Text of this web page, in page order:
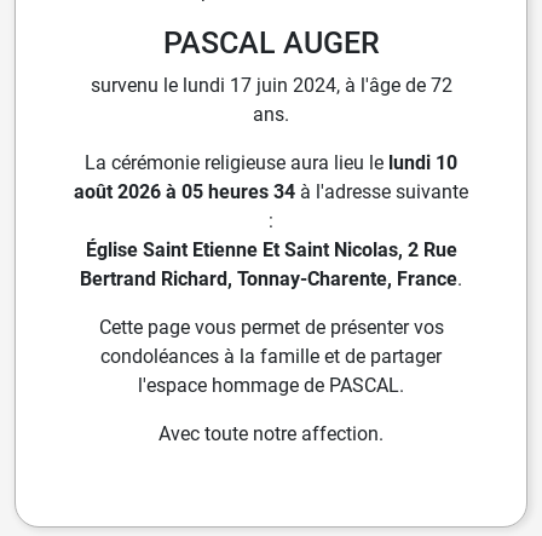
PASCAL AUGER
survenu le lundi 17 juin 2024, à l'âge de 72
ans.
La cérémonie religieuse aura lieu le lundi 10
août 2026 à 05 heures 34 à l'adresse suivante
:
Église Saint Etienne Et Saint Nicolas, 2 Rue
Bertrand Richard, Tonnay-Charente, France.
Cette page vous permet de présenter vos
condoléances à la famille et de partager
l'espace hommage de PASCAL.
Avec toute notre affection.